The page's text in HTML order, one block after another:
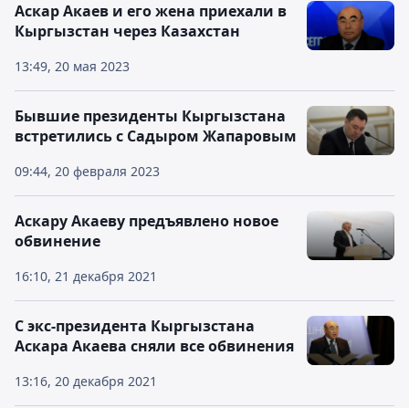
13:49, 20 мая 2023
Аскар Акаев и его жена приехали в
Кыргызстан через Казахстан
09:44, 20 февраля 2023
Бывшие президенты Кыргызстана
встретились с Садыром Жапаровым
16:10, 21 декабря 2021
Аскару Акаеву предъявлено новое
обвинение
13:16, 20 декабря 2021
С экс-президента Кыргызстана
Аскара Акаева сняли все обвинения